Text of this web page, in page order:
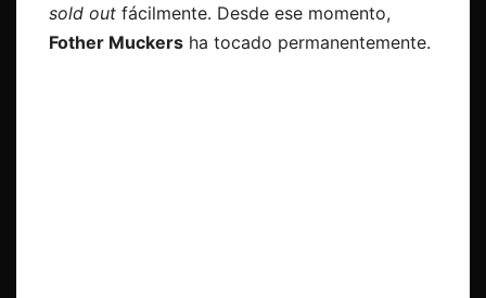
sold out fácilmente. Desde ese momento,
Fother Muckers ha tocado permanentemente.